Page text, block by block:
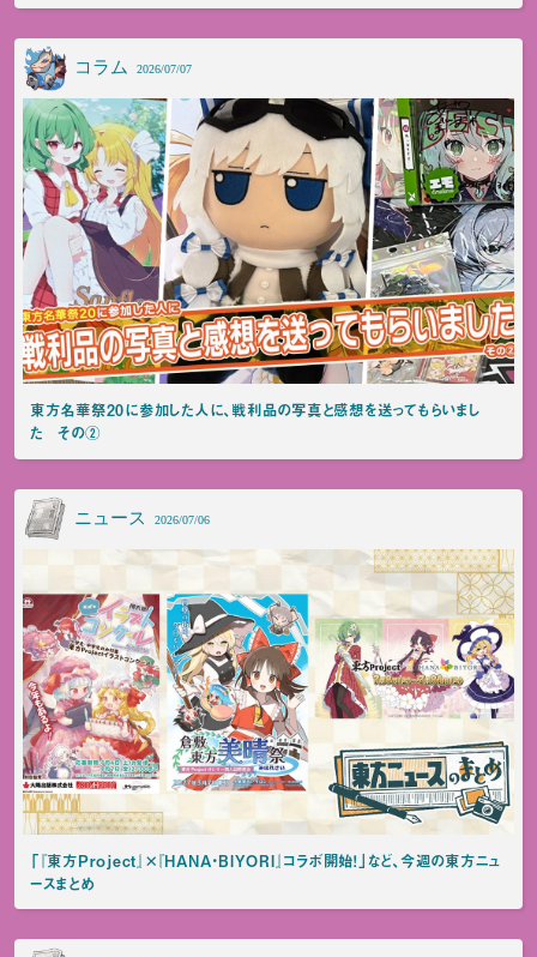
コラム 2026/07/07
東方名華祭20に参加した人に、戦利品の写真と感想を送ってもらいまし
た その②
ニュース 2026/07/06
「『東方Project』×『HANA・BIYORI』コラボ開始！」など、今週の東方ニュ
ースまとめ